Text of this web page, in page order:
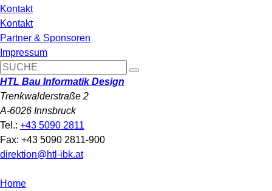
Kontakt
Kontakt
Partner & Sponsoren
Impressum
HTL Bau Informatik Design
Trenkwalderstraße 2
A-6026 Innsbruck
Tel.: +43 5090 2811
Fax: +43 5090 2811-900
direktion@htl-ibk.at
Home